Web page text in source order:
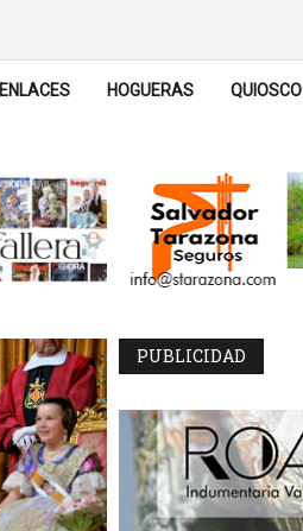
ENLACES HOGUERAS QUIOSCO
PUBLICIDAD